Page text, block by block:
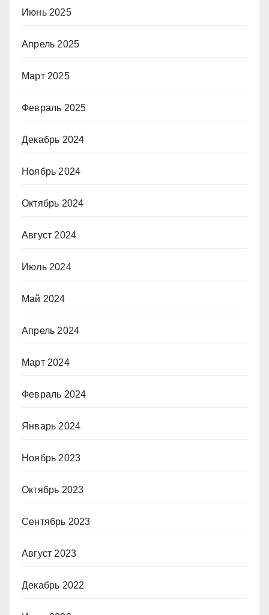
Июнь 2025
Апрель 2025
Март 2025
Февраль 2025
Декабрь 2024
Ноябрь 2024
Октябрь 2024
Август 2024
Июль 2024
Май 2024
Апрель 2024
Март 2024
Февраль 2024
Январь 2024
Ноябрь 2023
Октябрь 2023
Сентябрь 2023
Август 2023
Декабрь 2022